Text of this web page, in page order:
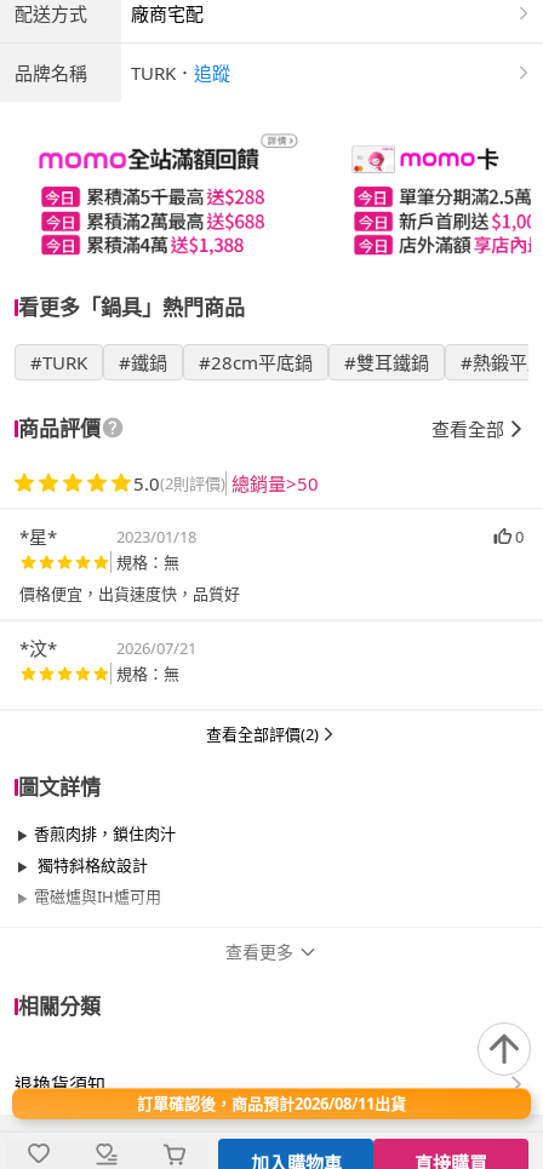
配送方式 廠商宅配
品牌名稱 TURK ． 追蹤
看更多「鍋具」熱門商品
#TURK #鐵鍋 #28cm平底鍋 #雙耳鐵鍋 #熱鍛平
商品評價 查看全部
5.0(2則評價) 總銷量>50
*星* 2023/01/18
0
規格：無
價格便宜，出貨速度快，品質好
*汶*
2026/07/21
規格：無
查看全部評價(2)
圖文詳情
香煎肉排，鎖住肉汁
獨特斜格紋設計
電磁爐與IH爐可用
尺寸 26cm~29cm
材質 鐵/鑄鐵
查看更多
相關分類
退換貨須知
訂單確認後，商品預計2026/08/11出貨
加入購物車 直接購買